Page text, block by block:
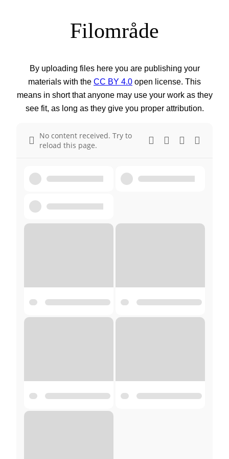
Filområde
By uploading files here you are publishing your
materials with the CC BY 4.0 open license. This
means in short that anyone may use your work as they
see fit, as long as they give you proper attribution.
No content received. Try to
reload this page.